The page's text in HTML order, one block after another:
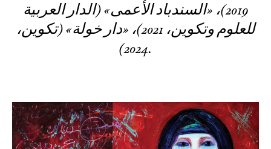
2019)، «السندباد الأعمى» (الدار العربية
للعلوم وتكوين، 2021)، «دار خولة» (تكوين،
2024).